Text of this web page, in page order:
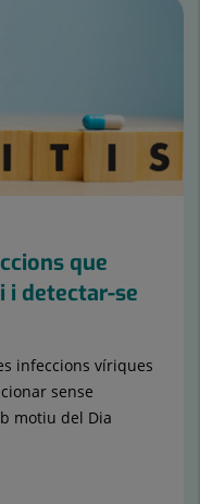
que
i detectar-se
infeccions víriques
sense
motiu del Dia